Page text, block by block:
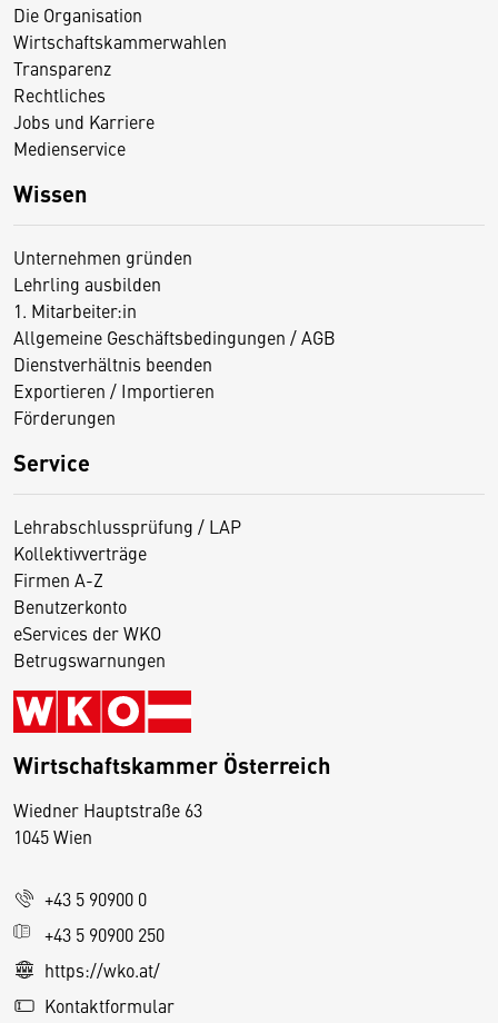
Die Organisation
Wirtschaftskammerwahlen
Transparenz
Rechtliches
Jobs und Karriere
Medienservice
Wissen
Unternehmen gründen
Lehrling ausbilden
1. Mitarbeiter:in
Allgemeine Geschäftsbedingungen / AGB
Dienstverhältnis beenden
Exportieren / Importieren
Förderungen
Service
Lehrabschlussprüfung / LAP
Kollektivverträge
Firmen A-Z
Benutzerkonto
eServices der WKO
Betrugswarnungen
Wirtschaftskammer Österreich
Wiedner Hauptstraße 63
1045 Wien
+43 5 90900 0
+43 5 90900 250
https://wko.at/
Kontaktformular